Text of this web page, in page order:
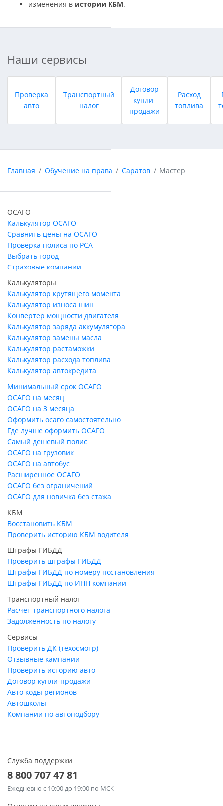
изменения в истории КБМ.
Наши сервисы
Проверка
авто
Транспортный
налог
Договор
купли-
продажи
Расход
топлива
Главная Обучение на права Саратов Мастер
ОСАГО
Калькулятор ОСАГО
Сравнить цены на ОСАГО
Проверка полиса по РСА
Выбрать город
Страховые компании
Калькуляторы
Калькулятор крутящего момента
Калькулятор износа шин
Конвертер мощности двигателя
Калькулятор заряда аккумулятора
Калькулятор замены масла
Калькулятор растаможки
Калькулятор расхода топлива
Калькулятор автокредита
Минимальный срок ОСАГО
ОСАГО на месяц
ОСАГО на 3 месяца
Оформить осаго самостоятельно
Где лучше оформить ОСАГО
Самый дешевый полис
ОСАГО на грузовик
ОСАГО на автобус
Расширенное ОСАГО
ОСАГО без ограничений
ОСАГО для новичка без стажа
КБМ
Восстановить КБМ
Проверить историю КБМ водителя
Штрафы ГИБДД
Проверить штрафы ГИБДД
Штрафы ГИБДД по номеру постановления
Штрафы ГИБДД по ИНН компании
Транспортный налог
Расчет транспортного налога
Задолженность по налогу
Сервисы
Проверить ДК (техосмотр)
Отзывные кампании
Проверить историю авто
Договор купли-продажи
Авто коды регионов
Автошколы
Компании по автоподбору
Служба поддержки
8 800 707 47 81
Ежедневно с 10:00 до 19:00 по МСК